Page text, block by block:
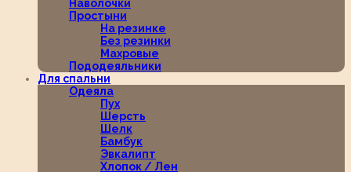
Наволочки
Простыни
На резинке
Без резинки
Махровые
Пододеяльники
Для спальни
Одеяла
Пух
Шерсть
Шелк
Бамбук
Эвкалипт
Хлопок / Лен